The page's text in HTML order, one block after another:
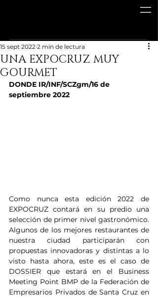
UNA EXPOCRUZ MUY
GOURMET
15 sept 2022 2 min de lectura
DONDE IR/INF/SCZgm/16 de
septiembre 2022
Como nunca esta edición 2022 de
EXPOCRUZ contará en su predio una
selección de primer nivel gastronómico.
Algunos de los mejores restaurantes de
nuestra ciudad participarán con
propuestas innovadoras y distintas a lo
visto hasta ahora, este es el caso de
DOSSIER que estará en el Business
Meeting Point BMP de la Federación de
Empresarios Privados de Santa Cruz en